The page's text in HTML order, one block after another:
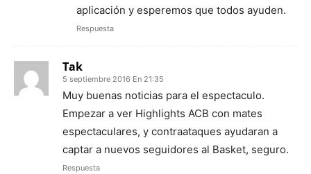
aplicación y esperemos que todos ayuden.
Respuesta
Tak
5 septiembre 2016 En 21:35
Muy buenas noticias para el espectaculo.
Empezar a ver Highlights ACB con mates
espectaculares, y contraataques ayudaran a
captar a nuevos seguidores al Basket, seguro.
Respuesta